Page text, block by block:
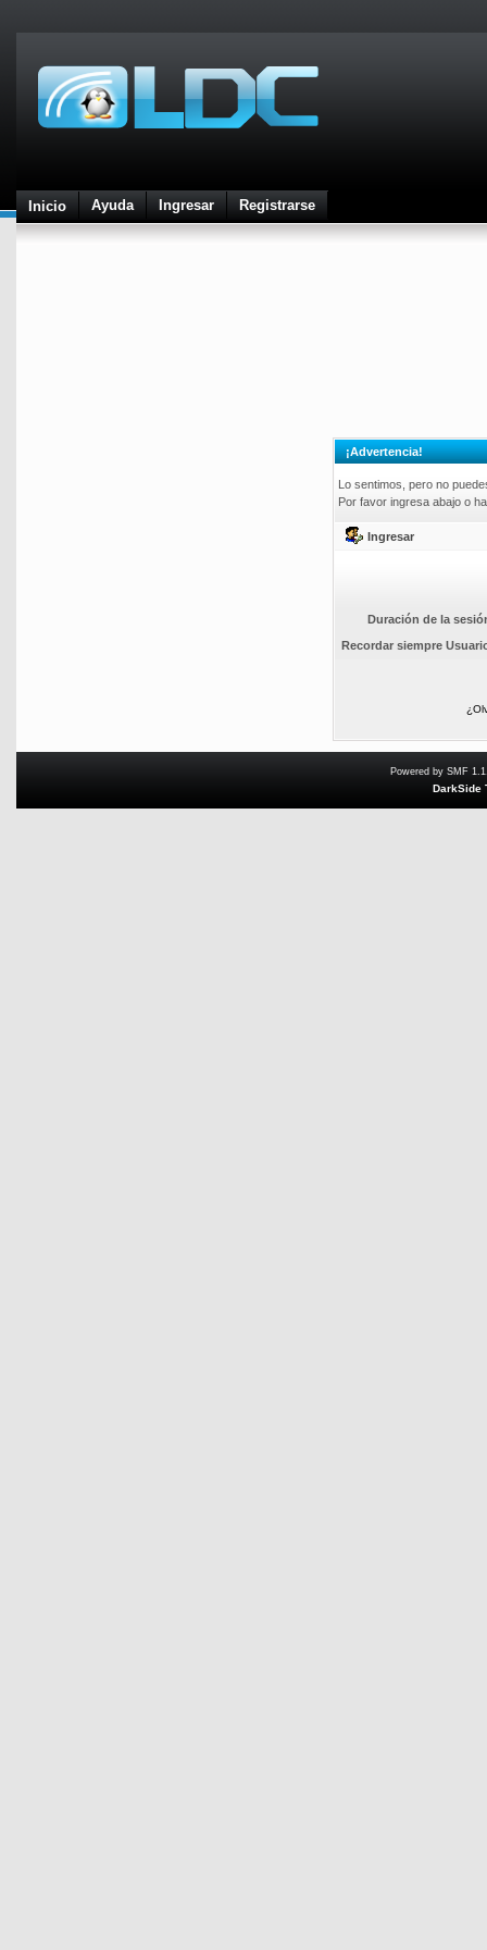
Inicio Ayuda Ingresar Registrarse
¡Advertencia!
Lo sentimos, pero no
Por favor ingresa abajo o
Ingresar
Duración de la
Recordar siempre
Powered by SMF
DarkSide